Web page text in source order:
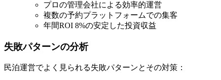
プロの管理会社による効率的運営
複数の予約プラットフォームでの集客
年間ROI 8%の安定した投資収益
失敗パターンの分析
民泊運営でよく見られる失敗パターンとその対策：